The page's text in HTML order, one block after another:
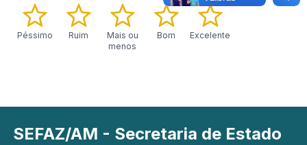
Péssimo Ruim
Mais ou
menos
Bom Excelente
SEFAZ/AM - Secretaria de Estado